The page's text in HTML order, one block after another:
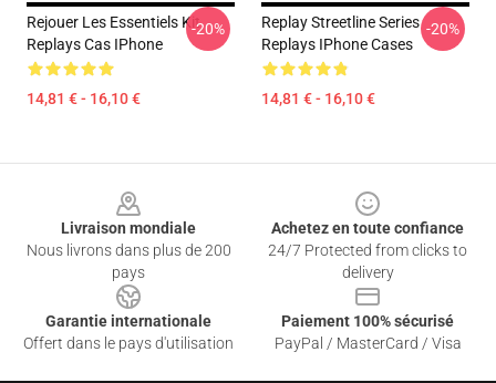
Rejouer Les Essentiels Kit
Replays Cas IPhone
14,81 € - 16,10 €
-20%
Replay Streetline Series
Replays IPhone Cases
14,81 € - 16,10 €
-20%
Livraison mondiale
Nous livrons dans plus de 200
pays
Achetez en toute confiance
24/7 Protected from clicks to
delivery
Garantie internationale
Offert dans le pays d'utilisation
Paiement 100% sécurisé
PayPal / MasterCard / Visa